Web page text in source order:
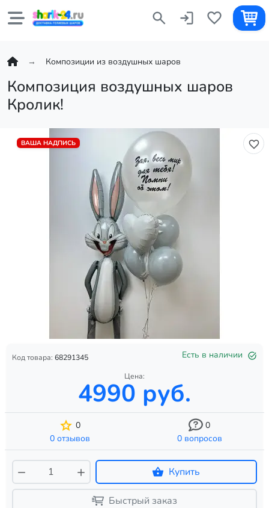
Композиции из воздушных шаров
Композиция воздушных шаров
Кролик!
ВАША НАДПИСЬ
Код товара: 68291345 Есть в наличии
Цена:
4990 руб.
0
0 отзывов
0
0 вопросов
Купить
Быстрый заказ